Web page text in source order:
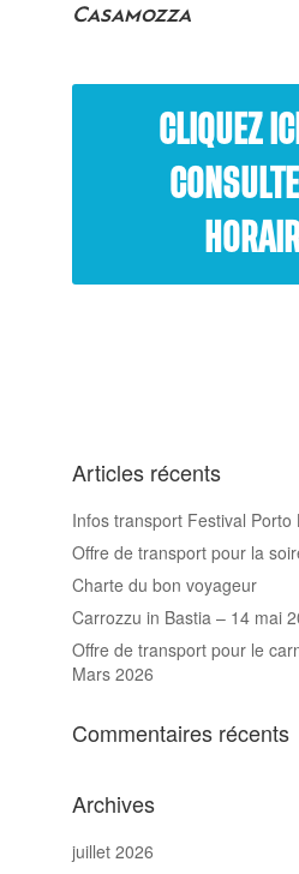
Casamozza
CLIQUEZ
Articles récents
Infos transport Festival Porto
Offre de transport pour la
Charte du bon voyageur
Carrozzu in Bastia – 14 mai
Offre de transport pour le
Mars 2026
Commentaires récents
Archives
juillet 2026